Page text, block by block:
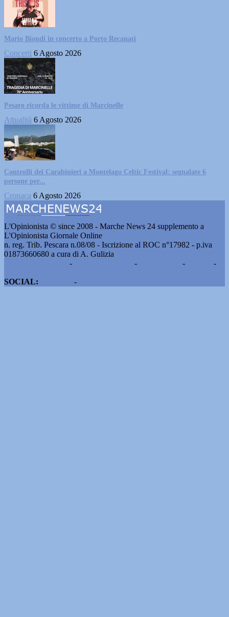
Mario Biondi in concerto a Porto Recanati
Concerti 6 Agosto 2026
Pesaro ricorda le vittime di Marcinelle
Attualità 6 Agosto 2026
Controlli dei Carabinieri a Montelago Celtic Festival: segnalate 6
persone per...
Cronaca 6 Agosto 2026
L'Opinionista © since 2008 - Marche News 24 supplemento a
L'Opinionista Giornale Online
n. reg. Trib. Pescara n.08/08 - Iscrizione al ROC n°17982 - p.iva
01873660680 a cura di A. Gulizia
- - -
-
SOCIAL:
-